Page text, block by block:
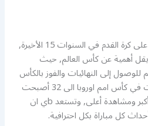
بعد هيمنة المنتخبات الأوروبية على كرة القدم في السنوات 15 الأخيرة,
أهمية عن كأس العالم, حيث
للوصول إلى النهائيات والفوز بالكأس
الحلم, وبعد إزدياد عدد المنخبات في كأس امم اوروبا الى 32 أصبحت
البطولة أكثر تنافسية, والحدث أكبر ومشاهدة أعلى, وتستعد bي ان
كل مباراة بكل احترافية.